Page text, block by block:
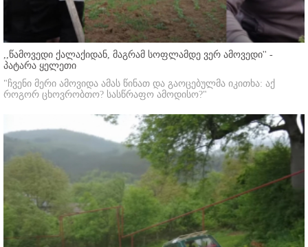
,,წამოვედი ქალაქიდან, მაგრამ სოფლამდე ვერ ამოვედი'' -
პატარა ყელეთი
"ჩვენი მერი ამოვიდა ამას წინათ და გაოცებულმა იკითხა: აქ
როგორ ცხოვრობთო? სასწრაფო ამოდისო?"